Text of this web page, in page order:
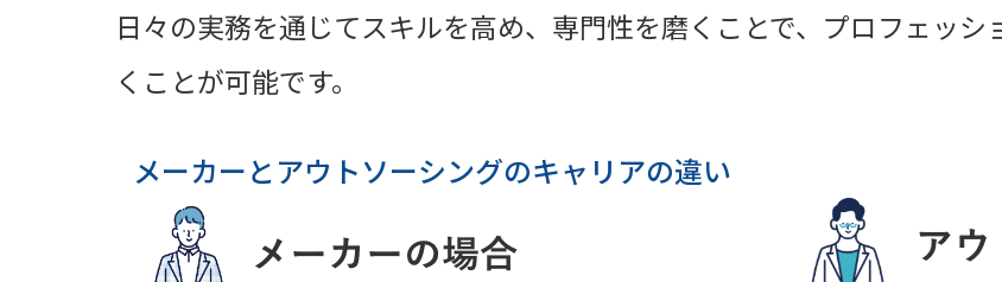
日々の実務を通じてスキルを高め、専門性を磨くことで、プロフェッ
くことが可能です。
メーカーとアウトソーシングのキャリアの違い